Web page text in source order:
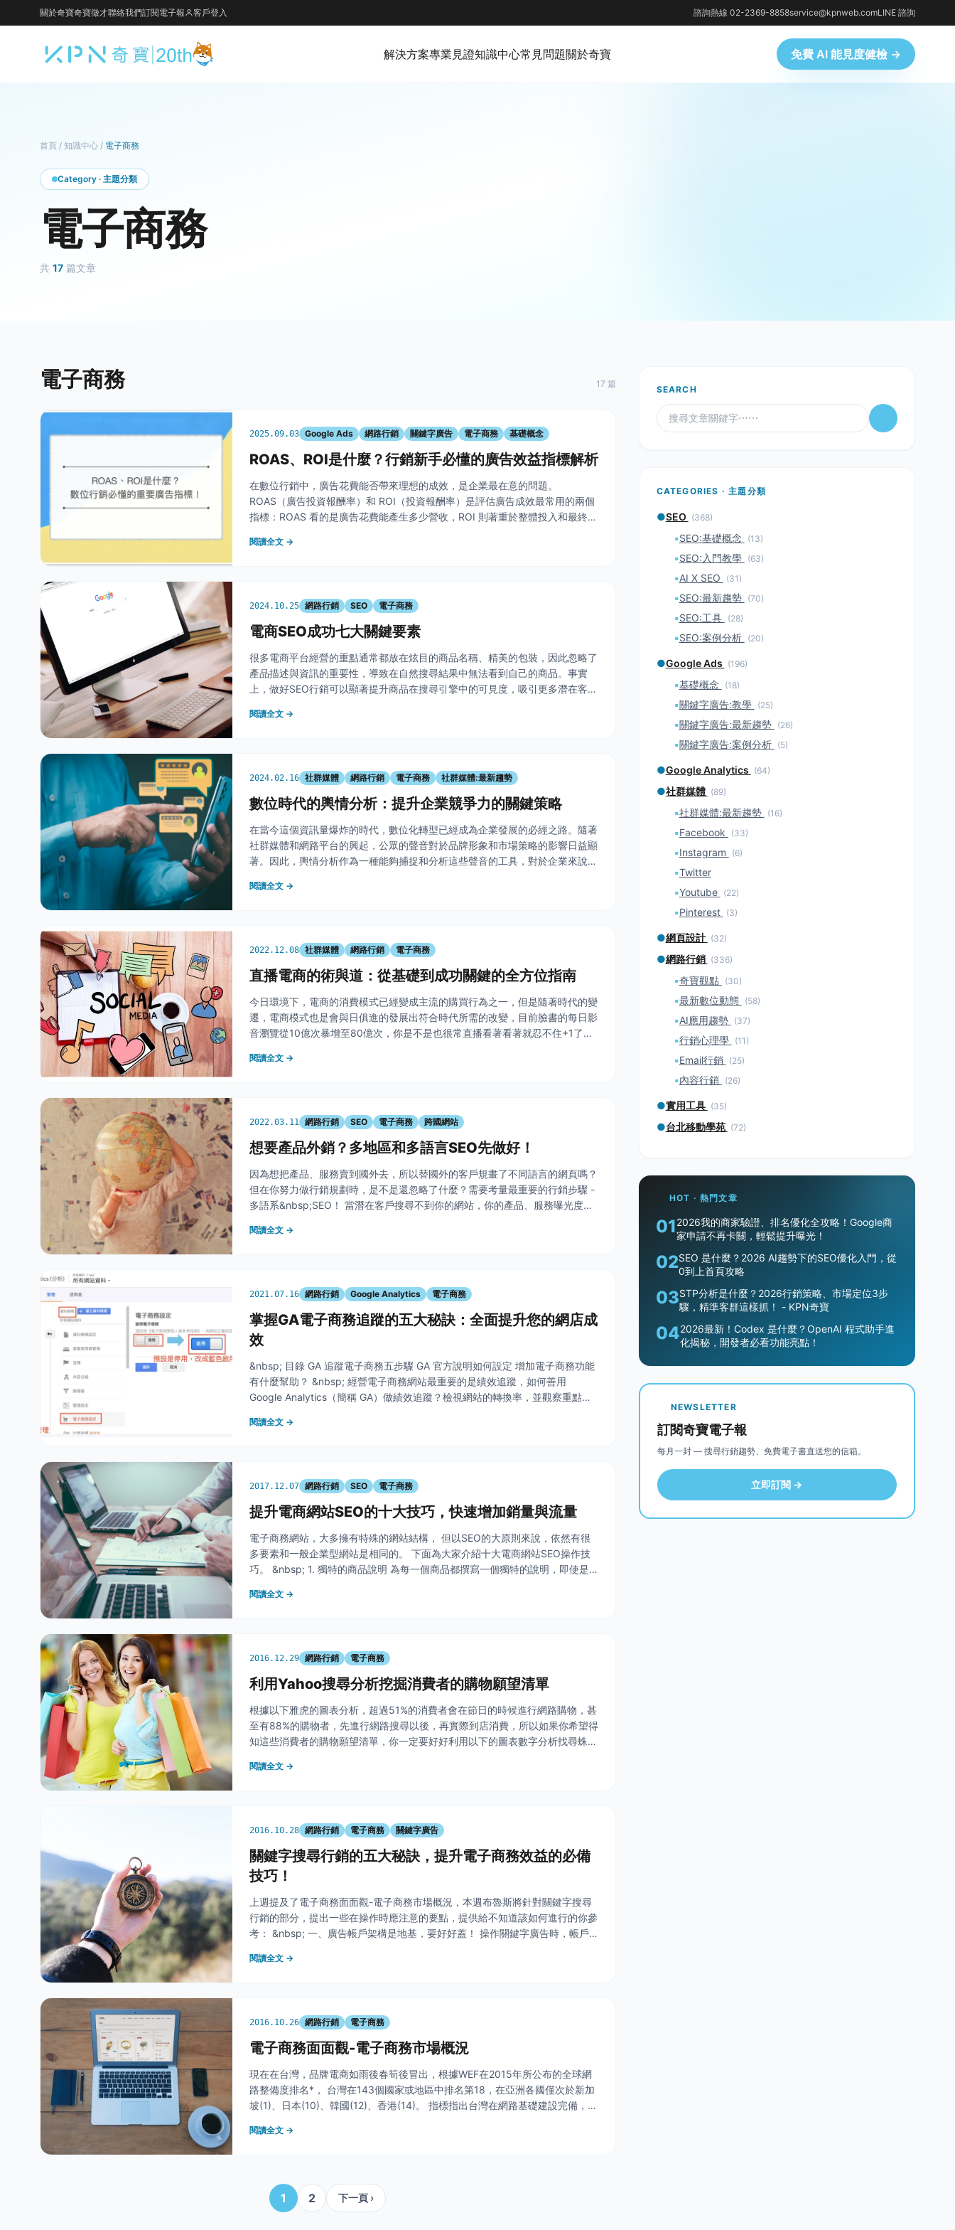
關於奇寶奇寶徵才聯絡我們訂閱電子報 客戶登入 諮詢熱線 02-2369-8858service@kpnweb.comLINE 諮詢
解決方案專業見證知識中心常見問題關於奇寶 免費 AI 能見度健檢 →
首頁 / 知識中心 / 電子商務
Category · 主題分類
電子商務
共 17 篇文章
電子商務 17 篇
2025.09.03 Google Ads 網路行銷 關鍵字廣告 電子商務 基礎概念
ROAS、ROI是什麼？行銷新手必懂的廣告效益指標解析
在數位行銷中，廣告花費能否帶來理想的成效，是企業最在意的問題。
ROAS（廣告投資報酬率）和 ROI（投資報酬率）是評估廣告成效最常用的兩個
指標：ROAS 看的是廣告花費能產生多少營收，ROI 則著重於整體投入和最終利
更全面的視角。
閱讀全文 →
2024.10.25 網路行銷 SEO 電子商務
電商SEO成功七大關鍵要素
很多電商平台經營的重點通常都放在炫目的商品名稱、精美的包裝，因此忽略了
產品描述與資訊的重要性，導致在自然搜尋結果中無法看到自己的商品。事實
上，做好SEO行銷可以顯著提升商品在搜尋引擎中的可見度，吸引更多潛在客
穎而出。 一、什麼是
閱讀全文 →
2024.02.16 社群媒體 網路行銷 電子商務 社群媒體:最新趨勢
數位時代的輿情分析：提升企業競爭力的關鍵策略
在當今這個資訊量爆炸的時代，數位化轉型已經成為企業發展的必經之路。隨著
社群媒體和網路平台的興起，公眾的聲音對於品牌形象和市場策略的影響日益顯
著。因此，輿情分析作為一種能夠捕捉和分析這些聲音的工具，對於企業來說變
商業環境中為企業提供
閱讀全文 →
2022.12.08 社群媒體 網路行銷 電子商務
直播電商的術與道：從基礎到成功關鍵的全方位指南
今日環境下，電商的消費模式已經變成主流的購買行為之一，但是隨著時代的變
遷，電商模式也是會與日俱進的發展出符合時代所需的改變，目前臉書的每日影
音瀏覽從10億次暴增至80億次，你是不是也很常直播看著看著就忍不住+1了
的獨家心法吧！ &
閱讀全文 →
2022.03.11 網路行銷 SEO 電子商務 跨國網站
想要產品外銷？多地區和多語言SEO先做好！
因為想把產品、服務賣到國外去，所以替國外的客戶規畫了不同語言的網頁嗎？
但在你努力做行銷規劃時，是不是還忽略了什麼？需要考量最重要的行銷步驟 -
多語系&nbsp;SEO！ 當潛在客戶搜尋不到你的網站，你的產品、服務曝光度就
要。
閱讀全文 →
2021.07.16 網路行銷 Google Analytics 電子商務
掌握GA電子商務追蹤的五大秘訣：全面提升您的網店成
效
&nbsp; 目錄 GA 追蹤電子商務五步驟 GA 官方說明如何設定 增加電子商務功能
有什麼幫助？ &nbsp; 經營電子商務網站最重要的是績效追蹤，如何善用
Google Analytics（簡稱 GA）做績效追蹤？檢視網站的轉換率，並觀察重點指
閱讀全文 →
2017.12.07 網路行銷 SEO 電子商務
提升電商網站SEO的十大技巧，快速增加銷量與流量
電子商務網站，大多擁有特殊的網站結構， 但以SEO的大原則來說，依然有很
多要素和一般企業型網站是相同的。 下面為大家介紹十大電商網站SEO操作技
巧。 &nbsp; 1. 獨特的商品說明 為每一個商品都撰寫一個獨特的說明，即使是
閱讀全文 →
2016.12.29 網路行銷 電子商務
利用Yahoo搜尋分析挖掘消費者的購物願望清單
根據以下雅虎的圖表分析，超過51%的消費者會在節日的時候進行網路購物，甚
至有88%的購物者，先進行網路搜尋以後，再實際到店消費，所以如果你希望得
知這些消費者的購物願望清單，你一定要好好利用以下的圖表數字分析找尋蛛絲
化，因為根
閱讀全文 →
2016.10.28 網路行銷 電子商務 關鍵字廣告
關鍵字搜尋行銷的五大秘訣，提升電子商務效益的必備
技巧！
上週提及了電子商務面面觀-電子商務市場概況，本週布魯斯將針對關鍵字搜尋
行銷的部分，提出一些在操作時應注意的要點，提供給不知道該如何進行的你參
考： &nbsp; 一、廣告帳戶架構是地基，要好好蓋！ 操作關鍵字廣告時，帳戶
析相關數據時
閱讀全文 →
2016.10.26 網路行銷 電子商務
電子商務面面觀-電子商務市場概況
現在在台灣，品牌電商如雨後春筍後冒出，根據WEF在2015年所公布的全球網
路整備度排名*， 台灣在143個國家或地區中排名第18，在亞洲各國僅次於新加
坡(1)、日本(10)、韓國(12)、香港(14)。 指標指出台灣在網路基礎建設完備，提
閱讀全文 →
1 2 下一頁 ›
SEARCH
CATEGORIES · 主題分類
●SEO (368)
▪SEO:基礎概念 (13)
▪SEO:入門教學 (63)
▪AI X SEO (31)
▪SEO:最新趨勢 (70)
▪SEO:工具 (28)
▪SEO:案例分析 (20)
●Google Ads (196)
▪基礎概念 (18)
▪關鍵字廣告:教學 (25)
▪關鍵字廣告:最新趨勢 (26)
▪關鍵字廣告:案例分析 (5)
●Google Analytics (64)
●社群媒體 (89)
▪社群媒體:最新趨勢 (16)
▪Facebook (33)
▪Instagram (6)
▪Twitter
▪Youtube (22)
▪Pinterest (3)
●網頁設計 (32)
●網路行銷 (336)
▪奇寶觀點 (30)
▪最新數位動態 (58)
▪AI應用趨勢 (37)
▪行銷心理學 (11)
▪Email行銷 (25)
▪內容行銷 (26)
●實用工具 (35)
●台北移動學苑 (72)
HOT · 熱門文章
012026我的商家驗證、排名優化全攻略！Google商
家申請不再卡關，輕鬆提升曝光！
02SEO 是什麼？2026 AI趨勢下的SEO優化入門，從
0到上首頁攻略
03STP分析是什麼？2026行銷策略、市場定位3步
驟，精準客群這樣抓！ - KPN奇寶
042026最新！Codex 是什麼？OpenAI 程式助手進
化揭秘，開發者必看功能亮點！
NEWSLETTER
訂閱奇寶電子報
每月一封 — 搜尋行銷趨勢、免費電子書直送您的信箱。
立即訂閱 →